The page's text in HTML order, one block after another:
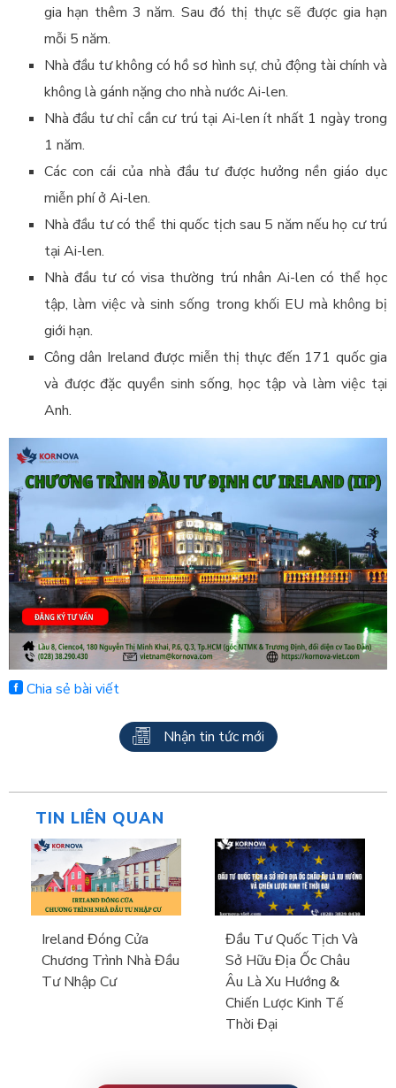
gia hạn thêm 3 năm. Sau đó thị thực sẽ được gia hạn
mỗi 5 năm.
Nhà đầu tư không có hồ sơ hình sự, chủ động tài chính và
không là gánh nặng cho nhà nước Ai-len.
Nhà đầu tư chỉ cần cư trú tại Ai-len ít nhất 1 ngày trong
1 năm.
Các con cái của nhà đầu tư được hưởng nền giáo dục
miễn phí ở Ai-len.
Nhà đầu tư có thể thi quốc tịch sau 5 năm nếu họ cư trú
tại Ai-len.
Nhà đầu tư có visa thường trú nhân Ai-len có thể học
tập, làm việc và sinh sống trong khối EU mà không bị
giới hạn.
Công dân Ireland được miễn thị thực đến 171 quốc gia
và được đặc quyền sinh sống, học tập và làm việc tại
Anh.
Chia sẻ bài viết
Nhận tin tức mới
TIN LIÊN QUAN
Ireland Đóng Cửa
Chương Trình Nhà Đầu
Tư Nhập Cư
Đầu Tư Quốc Tịch Và
Sở Hữu Địa Ốc Châu
Âu Là Xu Hướng &
Chiến Lược Kinh Tế
Thời Đại